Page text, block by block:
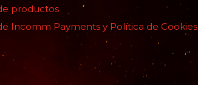
productos
Incomm Payments y Política de Cookies